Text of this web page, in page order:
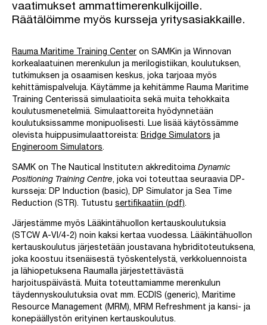
vaatimukset ammattimerenkulkijoille.
Räätälöimme myös kursseja yritysasiakkaille.
Rauma Maritime Training Center on SAMKin ja Winnovan
korkealaatuinen merenkulun ja merilogistiikan, koulutuksen,
tutkimuksen ja osaamisen keskus, joka tarjoaa myös
kehittämispalveluja. Käytämme ja kehitämme Rauma Maritime
Training Centerissä simulaatioita sekä muita tehokkaita
koulutusmenetelmiä. Simulaattoreita hyödynnetään
koulutuksissamme monipuolisesti. Lue lisää käytössämme
olevista huippusimulaattoreista: Bridge Simulators ja
Engineroom Simulators.
SAMK on The Nautical Institute:n akkreditoima Dynamic
Positioning Training Centre, joka voi toteuttaa seuraavia DP-
kursseja: DP Induction (basic), DP Simulator ja Sea Time
Reduction (STR). Tutustu sertifikaatiin (pdf).
Järjestämme myös Lääkintähuollon kertauskoulutuksia
(STCW A-VI/4-2) noin kaksi kertaa vuodessa. Lääkintähuollon
kertauskoulutus järjestetään joustavana hybriditoteutuksena,
joka koostuu itsenäisestä työskentelystä, verkkoluennoista
ja lähiopetuksena Raumalla järjestettävästä
harjoituspäivästä. Muita toteuttamiamme merenkulun
täydennyskoulutuksia ovat mm. ECDIS (generic), Maritime
Resource Management (MRM), MRM Refreshment ja kansi- ja
konepäällystön erityinen kertauskoulutus.